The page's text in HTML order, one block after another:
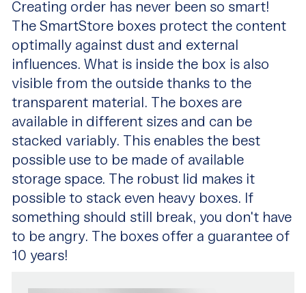
Creating order has never been so smart!
The SmartStore boxes protect the content
optimally against dust and external
influences. What is inside the box is also
visible from the outside thanks to the
transparent material. The boxes are
available in different sizes and can be
stacked variably. This enables the best
possible use to be made of available
storage space. The robust lid makes it
possible to stack even heavy boxes. If
something should still break, you don't have
to be angry. The boxes offer a guarantee of
10 years!